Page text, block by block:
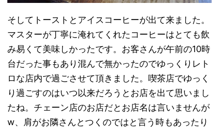
そしてトーストとアイスコーヒーが出て来ました。
マスターが丁寧に淹れてくれたコーヒーはとても飲
み易くて美味しかったです。お客さんが午前の10時
台だった事もあり混んで無かったのでゆっくりレト
ロな店内で過ごさせて頂きました。喫茶店でゆっく
り過ごすのはいつ以来だろうとお店を出て思いまし
たね。チェーン店のお店だとお店名は言いませんが
w、肩がお隣さんとつくのではと言う時もあったり